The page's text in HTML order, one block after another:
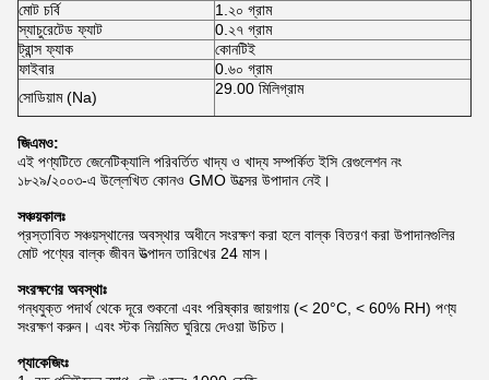
মোট চর্বি
1.২০ গ্রাম
স্যাচুরেটেড ফ্যাট
0.২৭ গ্রাম
ট্রান্স ফ্যাক
কোনটিই
ফাইবার
0.৬০ গ্রাম
সোডিয়াম (Na)
29.00 মিলিগ্রাম
জিএমও:
এই পণ্যটিতে জেনেটিক্যালি পরিবর্তিত খাদ্য ও খাদ্য সম্পর্কিত ইসি রেগুলেশন নং
১৮২৯/২০০৩-এ উল্লেখিত কোনও GMO উত্সের উপাদান নেই।
সঞ্চয়কালঃ
প্রস্তাবিত সঞ্চয়স্থানের অবস্থার অধীনে সংরক্ষণ করা হলে বাল্ক বিতরণ করা উপাদানগুলির
মোট পণ্যের বাল্ক জীবন উত্পাদন তারিখের 24 মাস।
সংরক্ষণের অবস্থাঃ
গন্ধযুক্ত পদার্থ থেকে দূরে শুকনো এবং পরিষ্কার জায়গায় (< 20°C, < 60% RH) পণ্য
সংরক্ষণ করুন। এবং স্টক নিয়মিত ঘুরিয়ে দেওয়া উচিত।
প্যাকেজিংঃ